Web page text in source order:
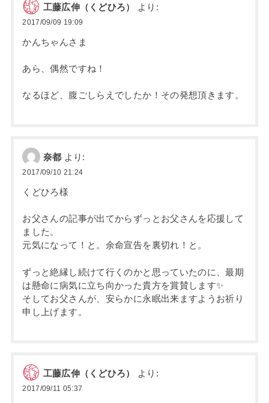
工藤広伸（くどひろ） より:
2017/09/09 19:09
かんちゃんさま
あら、偶然ですね！
なるほど、腹ごしらえでしたか！その発想頂きます。
奈都 より:
2017/09/10 21:24
くどひろ様
お父さんの記事が出てからずっとお父さんを応援して
ました。
元気になって！と。余命宣告を裏切れ！と。
ずっと絶縁し続けて行くのかと思っていたのに、最期
は懸命に病気に立ち向かった貴方を賞賛します✨
そしてお父さんが、安らかに永眠出来ますようお祈り
申し上げます。
工藤広伸（くどひろ） より:
2017/09/11 05:37